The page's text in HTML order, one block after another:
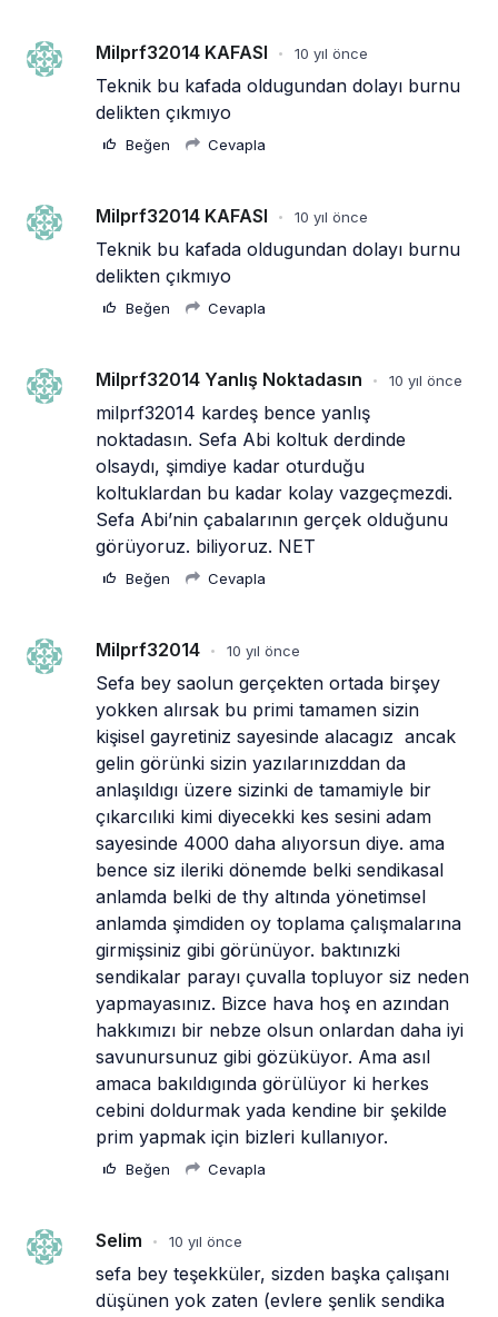
Milprf32014 KAFASI • 10 yıl önce
Teknik bu kafada oldugundan dolayı burnu
delikten çıkmıyo
Beğen Cevapla
Milprf32014 KAFASI • 10 yıl önce
Teknik bu kafada oldugundan dolayı burnu
delikten çıkmıyo
Beğen Cevapla
Milprf32014 Yanlış Noktadasın • 10 yıl önce
milprf32014 kardeş bence yanlış
noktadasın. Sefa Abi koltuk derdinde
olsaydı, şimdiye kadar oturduğu
koltuklardan bu kadar kolay vazgeçmezdi.
Sefa Abi’nin çabalarının gerçek olduğunu
görüyoruz. biliyoruz. NET
Beğen Cevapla
Milprf32014 • 10 yıl önce
Sefa bey saolun gerçekten ortada birşey
yokken alırsak bu primi tamamen sizin
kişisel gayretiniz sayesinde alacagız  ancak
gelin görünki sizin yazılarınızddan da
anlaşıldıgı üzere sizinki de tamamiyle bir
çıkarcılıki kimi diyecekki kes sesini adam
sayesinde 4000 daha alıyorsun diye. ama
bence siz ileriki dönemde belki sendikasal
anlamda belki de thy altında yönetimsel
anlamda şimdiden oy toplama çalışmalarına
girmişsiniz gibi görünüyor. baktınızki
sendikalar parayı çuvalla topluyor siz neden
yapmayasınız. Bizce hava hoş en azından
hakkımızı bir nebze olsun onlardan daha iyi
savunursunuz gibi gözüküyor. Ama asıl
amaca bakıldıgında görülüyor ki herkes
cebini doldurmak yada kendine bir şekilde
prim yapmak için bizleri kullanıyor.
Beğen Cevapla
Selim • 10 yıl önce
sefa bey teşekküler, sizden başka çalışanı
düşünen yok zaten (evlere şenlik sendika